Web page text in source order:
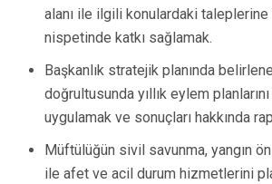
alanı ile ilgili konulardaki taleplerine
nispetinde katkı sağlamak.
Başkanlık stratejik planında
doğrultusunda yıllık eylem
uygulamak ve sonuçları hakkında
Müftülüğün sivil savunma, yangın
ile afet ve acil durum hizmetlerini